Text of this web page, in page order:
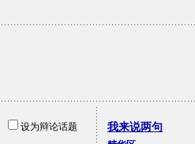
设为辩论话题
我来说两句